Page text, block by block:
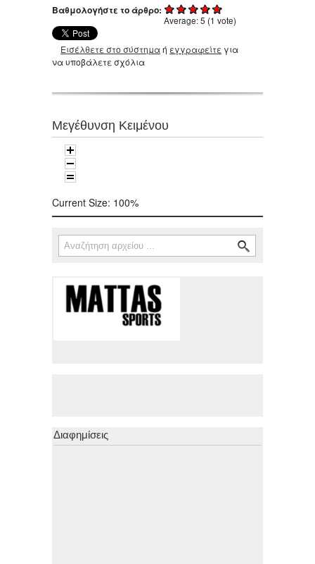
Βαθμολογήστε το άρθρο:
Average:5 (1 vote)
Εισέλθετε στο σύστημαή εγγραφείτε για
να υποβάλετε σχόλια
Μεγέθυνση Κειμένου
Current Size: 100%
Φόρμα αναζήτησης
Αναζήτηση
Διαφημίσεις